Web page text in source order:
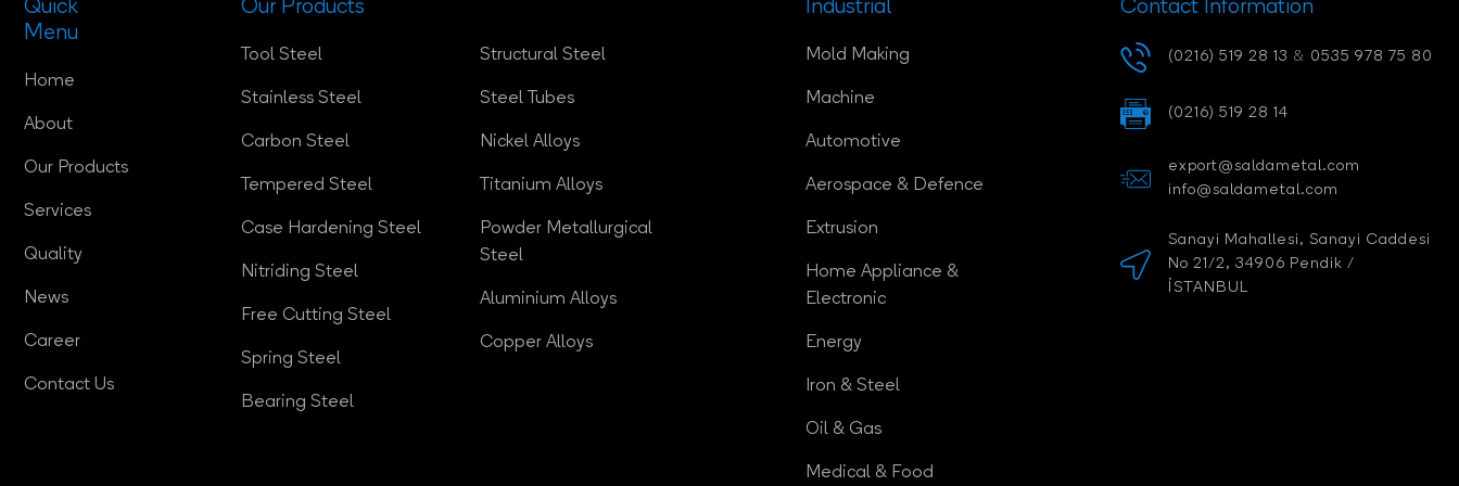
Quick
Menu
Home
About
Our Products
Services
Quality
News
Career
Contact Us
Our Products
Tool Steel
Stainless Steel
Carbon Steel
Tempered Steel
Case Hardening Steel
Nitriding Steel
Free Cutting Steel
Spring Steel
Bearing Steel
Structural Steel
Steel Tubes
Nickel Alloys
Titanium Alloys
Powder Metallurgical
Steel
Aluminium Alloys
Copper Alloys
Industrial
Mold Making
Machine
Automotive
Aerospace & Defence
Extrusion
Home Appliance &
Electronic
Energy
Iron & Steel
Oil & Gas
Medical & Food
Contact Information
(0216) 519 28 13 & 0535 978 75 80
(0216) 519 28 14
export@saldametal.com
info@saldametal.com
Sanayi Mahallesi, Sanayi Caddesi
No 21/2, 34906 Pendik /
İSTANBUL